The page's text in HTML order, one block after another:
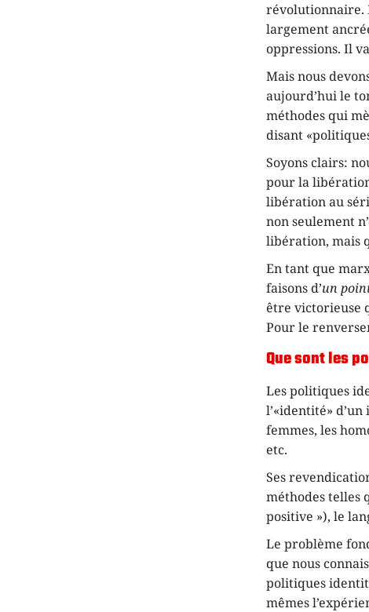
révolutionnaire.
largement
oppressions. Il
Mais nous
aujourd’hui le
méthodes qui
disant
Soyons clairs:
pour la
libération au
non seulement
libération, mais
En tant que
faisons d’un
être victorieuse
Pour le
Que sont les
Les politiques
l’«identité»
femmes, les
etc.
Ses
méthodes telles
positive »), le
Le problème
que nous
politiques
mêmes